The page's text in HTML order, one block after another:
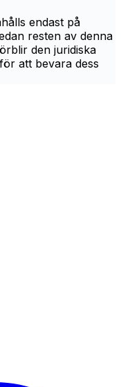
endast på
resten av denna
den juridiska
att bevara dess